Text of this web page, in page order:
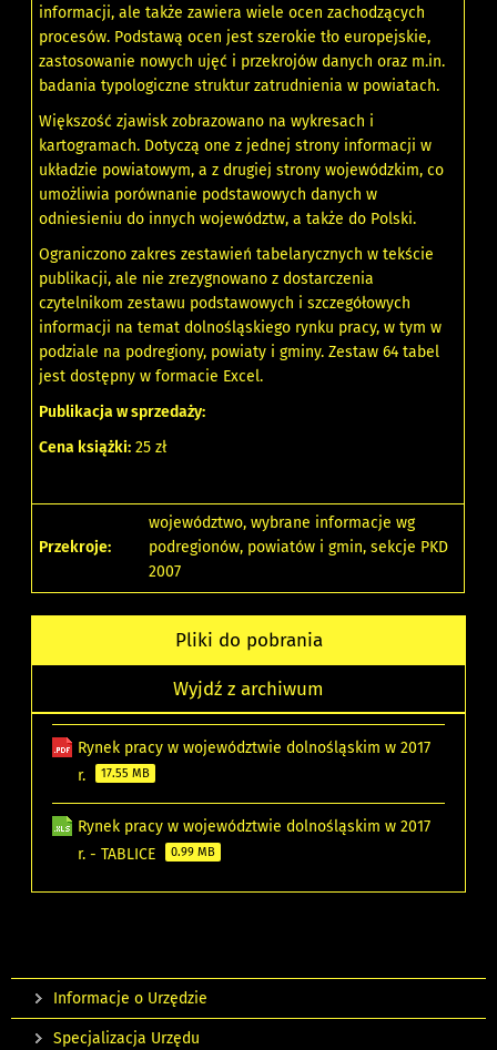
informacji, ale także zawiera wiele ocen zachodzących
procesów. Podstawą ocen jest szerokie tło europejskie,
zastosowanie nowych ujęć i przekrojów danych oraz m.in.
badania typologiczne struktur zatrudnienia w powiatach.
Większość zjawisk zobrazowano na wykresach i
kartogramach. Dotyczą one z jednej strony informacji w
układzie powiatowym, a z drugiej strony wojewódzkim, co
umożliwia porównanie podstawowych danych w
odniesieniu do innych województw, a także do Polski.
Ograniczono zakres zestawień tabelarycznych w tekście
publikacji, ale nie zrezygnowano z dostarczenia
czytelnikom zestawu podstawowych i szczegółowych
informacji na temat dolnośląskiego rynku pracy, w tym w
podziale na podregiony, powiaty i gminy. Zestaw 64 tabel
jest dostępny w formacie Excel.
Publikacja w sprzedaży:
Cena książki: 25 zł
Przekroje:
województwo, wybrane informacje wg
podregionów, powiatów i gmin, sekcje PKD
2007
Pliki do pobrania
Wyjdź z archiwum
Rynek pracy w województwie dolnośląskim w 2017
r.
17.55 MB
Rynek pracy w województwie dolnośląskim w 2017
r. - TABLICE
0.99 MB
Informacje o Urzędzie
Specjalizacja Urzędu